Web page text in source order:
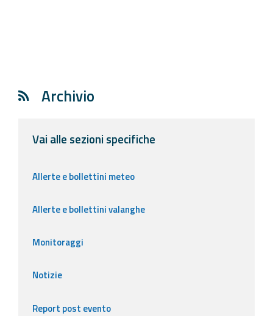
Il progetto
Emilia-
Contatti
Archivio
Vai alle sezioni specifiche
Allerte e bollettini meteo
Allerte e bollettini valanghe
Monitoraggi
Notizie
Report post evento